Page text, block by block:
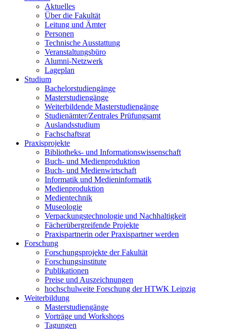
Aktuelles
Über die Fakultät
Leitung und Ämter
Personen
Technische Ausstattung
Veranstaltungsbüro
Alumni-Netzwerk
Lageplan
Studium
Bachelorstudiengänge
Masterstudiengänge
Weiterbildende Masterstudiengänge
Studienämter/Zentrales Prüfungsamt
Auslandsstudium
Fachschaftsrat
Praxisprojekte
Bibliotheks- und Informationswissenschaft
Buch- und Medienproduktion
Buch- und Medienwirtschaft
Informatik und Medieninformatik
Medienproduktion
Medientechnik
Museologie
Verpackungstechnologie und Nachhaltigkeit
Fächerübergreifende Projekte
Praxispartnerin oder Praxispartner werden
Forschung
Forschungsprojekte der Fakultät
Forschungsinstitute
Publikationen
Preise und Auszeichnungen
hochschulweite Forschung der HTWK Leipzig
Weiterbildung
Masterstudiengänge
Vorträge und Workshops
Tagungen